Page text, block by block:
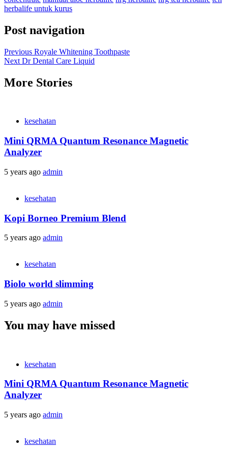
herbalife untuk kurus
Post navigation
Previous Royale Whitening Toothpaste
Next Dr Dental Care Liquid
More Stories
kesehatan
Mini QRMA Quantum Resonance Magnetic
Analyzer
5 years ago admin
kesehatan
Kopi Borneo Premium Blend
5 years ago admin
kesehatan
Biolo world slimming
5 years ago admin
You may have missed
kesehatan
Mini QRMA Quantum Resonance Magnetic
Analyzer
5 years ago admin
kesehatan